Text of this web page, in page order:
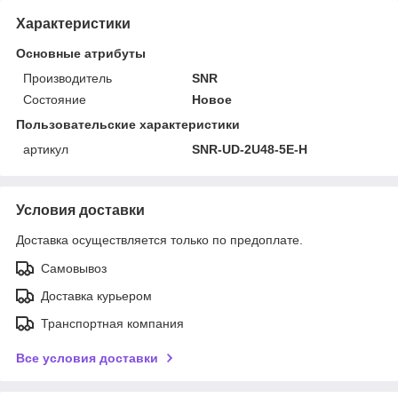
Характеристики
Основные атрибуты
Производитель
SNR
Состояние
Новое
Пользовательские характеристики
артикул
SNR-UD-2U48-5E-H
Условия доставки
Доставка осуществляется только по предоплате.
Самовывоз
Доставка курьером
Транспортная компания
Все условия доставки